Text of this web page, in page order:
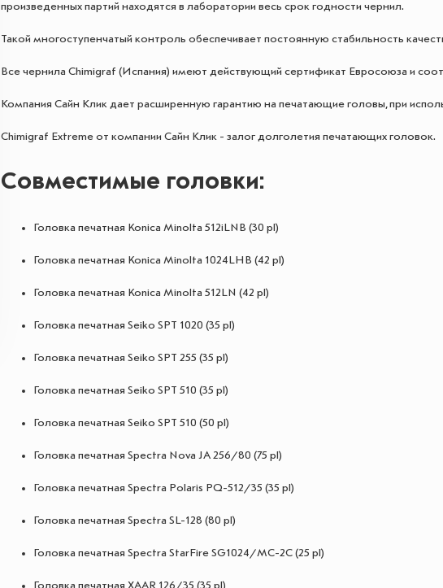
произведенных партий находятся в лаборатории весь срок годности чернил.
Такой многоступенчатый контроль обеспечивает постоянную стабильность
Все чернила Chimigraf (Испания) имеют действующий сертификат Евросоюза и
Компания Сайн Клик дает расширенную гарантию на печатающие головы, при
Chimigraf Extreme от компании Сайн Клик - залог долголетия печатающих головок.
Совместимые головки:
Головка печатная Konica Minolta 512iLNB (30 pl)
Головка печатная Konica Minolta 1024LHB (42 pl)
Головка печатная Konica Minolta 512LN (42 pl)
Головка печатная Seiko SPT 1020 (35 pl)
Головка печатная Seiko SPT 255 (35 pl)
Головка печатная Seiko SPT 510 (35 pl)
Головка печатная Seiko SPT 510 (50 pl)
Головка печатная Spectra Nova JA 256/80 (75 pl)
Головка печатная Spectra Polaris PQ-512/35 (35 pl)
Головка печатная Spectra SL-128 (80 pl)
Головка печатная Spectra StarFire SG1024/MC-2C (25 pl)
Головка печатная XAAR 126/35 (35 pl)